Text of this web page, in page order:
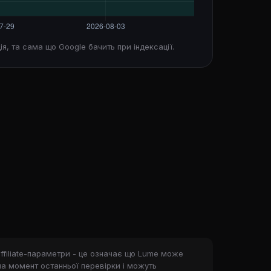
та сама що Google бачить при індексації.
параметри - це означає що Lume може
момент останньої перевірки і можуть